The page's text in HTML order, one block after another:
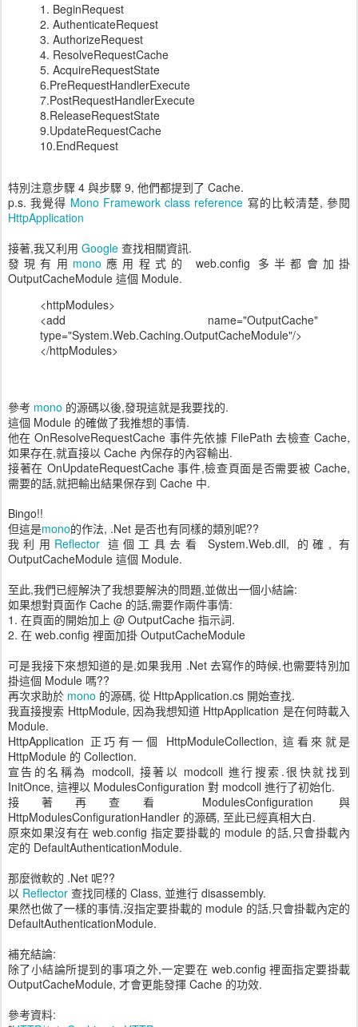
1. BeginRequest
2. AuthenticateRequest
3. AuthorizeRequest
4. ResolveRequestCache
5. AcquireRequestState
6.PreRequestHandlerExecute
7.PostRequestHandlerExecute
8.ReleaseRequestState
9.UpdateRequestCache
10.EndRequest
特別注意步驟 4 與步驟 9, 他們都提到了 Cache.
p.s. 我覺得 Mono Framework class reference 寫的比較清楚, 參閱
HttpApplication
接著,我又利用 Google 查找相關資訊.
發現有用 mono 應用程式的 web.config 多半都會加掛
OutputCacheModule 這個 Module.
<httpModules>
<add name="OutputCache"
type="System.Web.Caching.OutputCacheModule"/>
</httpModules>
參考 mono 的源碼以後,發現這就是我要找的.
這個 Module 的確做了我推想的事情.
他在 OnResolveRequestCache 事件先依據 FilePath 去檢查 Cache,
如果存在,就直接以 Cache 內保存的內容輸出.
接著在 OnUpdateRequestCache 事件,檢查頁面是否需要被 Cache,
需要的話,就把輸出結果保存到 Cache 中.
Bingo!!
但這是mono的作法, .Net 是否也有同樣的類別呢??
我利用 Reflector 這個工具去看 System.Web.dll, 的確, 有
OutputCacheModule 這個 Module.
至此,我們已經解決了我想要解決的問題,並做出一個小結論:
如果想對頁面作 Cache 的話,需要作兩件事情:
1. 在頁面的開始加上 @ OutputCache 指示詞.
2. 在 web.config 裡面加掛 OutputCacheModule
可是我接下來想知道的是,如果我用 .Net 去寫作的時候,也需要特別加
掛這個 Module 嗎??
再次求助於 mono 的源碼, 從 HttpApplication.cs 開始查找.
我直接搜索 HttpModule, 因為我想知道 HttpApplication 是在何時載入
Module.
HttpApplication 正巧有一個 HttpModuleCollection, 這看來就是
HttpModule 的 Collection.
宣告的名稱為 modcoll, 接著以 modcoll 進行搜索.很快就找到
InitOnce, 這裡以 ModulesConfiguration 對 modcoll 進行了初始化.
接著再查看 ModulesConfiguration 與
HttpModulesConfigurationHandler 的源碼, 至此已經真相大白.
原來如果沒有在 web.config 指定要掛載的 module 的話,只會掛載內
定的 DefaultAuthenticationModule.
那麼微軟的 .Net 呢??
以 Reflector 查找同樣的 Class, 並進行 disassembly.
果然也做了一樣的事情,沒指定要掛載的 module 的話,只會掛載內定的
DefaultAuthenticationModule.
補充結論:
除了小結論所提到的事項之外,一定要在 web.config 裡面指定要掛載
OutputCacheModule, 才會更能發揮 Cache 的功效.
參考資料: